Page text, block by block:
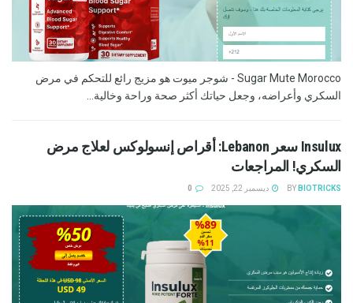
Sugar Mute Morocco - شوجر ميوت هو مزيج رائع للتحكم في مرض
السكري وأعراضه، وجعل حياتك أكثر صحة وراحة وخالية...
Insulux سعر Lebanon: أقراص إنسولوكس لعلاج مرض
السكري! المراجعات
BY BIOTRICKS ديسمبر 22, 2025